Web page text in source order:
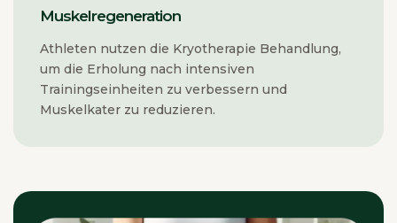
Muskelregeneration
Athleten nutzen die Kryotherapie Behandlung,
um die Erholung nach intensiven
Trainingseinheiten zu verbessern und
Muskelkater zu reduzieren.